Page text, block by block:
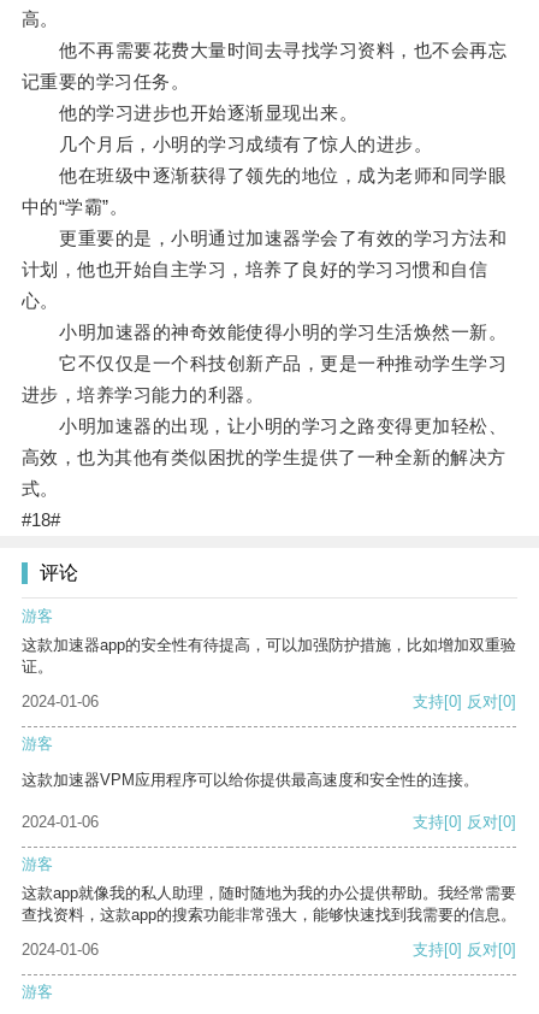
高。
他不再需要花费大量时间去寻找学习资料，也不会再忘
记重要的学习任务。
他的学习进步也开始逐渐显现出来。
几个月后，小明的学习成绩有了惊人的进步。
他在班级中逐渐获得了领先的地位，成为老师和同学眼
中的“学霸”。
更重要的是，小明通过加速器学会了有效的学习方法和
计划，他也开始自主学习，培养了良好的学习习惯和自信
心。
小明加速器的神奇效能使得小明的学习生活焕然一新。
它不仅仅是一个科技创新产品，更是一种推动学生学习
进步，培养学习能力的利器。
小明加速器的出现，让小明的学习之路变得更加轻松、
高效，也为其他有类似困扰的学生提供了一种全新的解决方
式。
#18#
评论
游客
这款加速器app的安全性有待提高，可以加强防护措施，比如增加双重验
证。
2024-01-06
支持[0] 反对[0]
游客
这款加速器VPM应用程序可以给你提供最高速度和安全性的连接。
2024-01-06 支持[0] 反对[0]
游客
这款app就像我的私人助理，随时随地为我的办公提供帮助。我经常需要
查找资料，这款app的搜索功能非常强大，能够快速找到我需要的信息。
2024-01-06
支持[0] 反对[0]
游客